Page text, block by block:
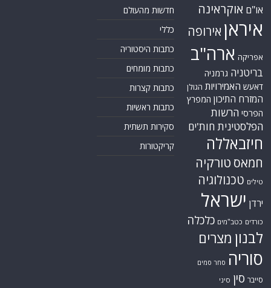
או"ם אוקראינה
איראן אירופה
אפריקה ארה"ב
בריטניה גרמניה
דאעש האמירויות הגולן
המזרח התיכון המפרץ
הפרסי הרשות
הפלסטינית חות'ים
חיזבאללה
חמאס טורקיה
טילים טכנולוגיה
ירדן ישראל
כורדים כטב"מים כלכלה
לבנון מצרים
סוריה סחר סמים
סייבר סין סיני
חדשות מהעולם
כללי
כתבות היסטוריה
כתבות מומחים
כתבות קצרות
כתבות ראשיות
סקירות תשתית
קריקטורות